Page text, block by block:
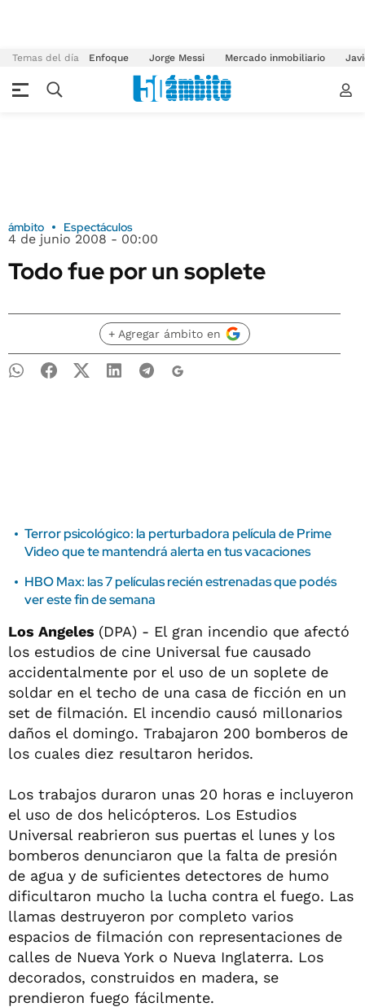
Temas del día Enfoque Jorge Messi Mercado inmobiliario
ámbito Espectáculos
4 de junio 2008 - 00:00
Todo fue por un soplete
+ Agregar ámbito en
Terror psicológico: la perturbadora película de Prime
Video que te mantendrá alerta en tus vacaciones
HBO Max: las 7 películas recién estrenadas que podés
ver este fin de semana
Los Angeles (DPA) - El gran incendio que afectó
los estudios de cine Universal fue causado
accidentalmente por el uso de un soplete de
soldar en el techo de una casa de ficción en un
set de filmación. El incendio causó millonarios
daños el domingo. Trabajaron 200 bomberos de
los cuales diez resultaron heridos.
Los trabajos duraron unas 20 horas e incluyeron
el uso de dos helicópteros. Los Estudios
Universal reabrieron sus puertas el lunes y los
bomberos denunciaron que la falta de presión
de agua y de suficientes detectores de humo
dificultaron mucho la lucha contra el fuego. Las
llamas destruyeron por completo varios
espacios de filmación con representaciones de
calles de Nueva York o Nueva Inglaterra. Los
decorados, construidos en madera, se
prendieron fuego fácilmente.